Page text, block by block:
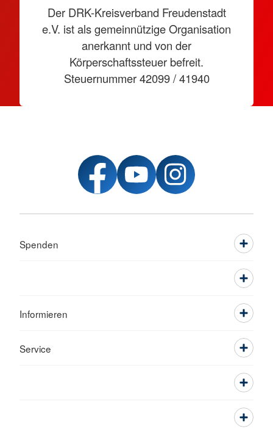
Der DRK-Kreisverband Freudenstadt
e.V. ist als gemeinnützige Organisation
anerkannt und von der
Körperschaftssteuer befreit.
Steuernummer 42099 / 41940
Spenden
Informieren
Service